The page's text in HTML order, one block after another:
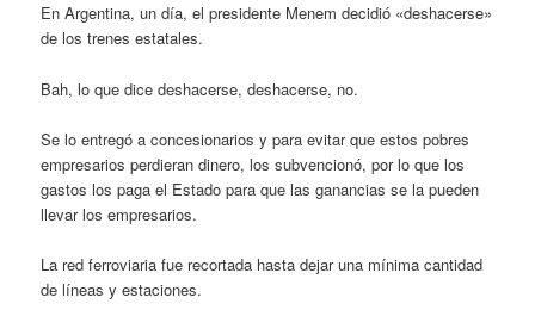
En Argentina, un día, el presidente Menem decidió «deshacerse»
de los trenes estatales.
Bah, lo que dice deshacerse, deshacerse, no.
Se lo entregó a concesionarios y para evitar que estos pobres
empresarios perdieran dinero, los subvencionó, por lo que los
gastos los paga el Estado para que las ganancias se la pueden
llevar los empresarios.
La red ferroviaria fue recortada hasta dejar una mínima cantidad
de líneas y estaciones.